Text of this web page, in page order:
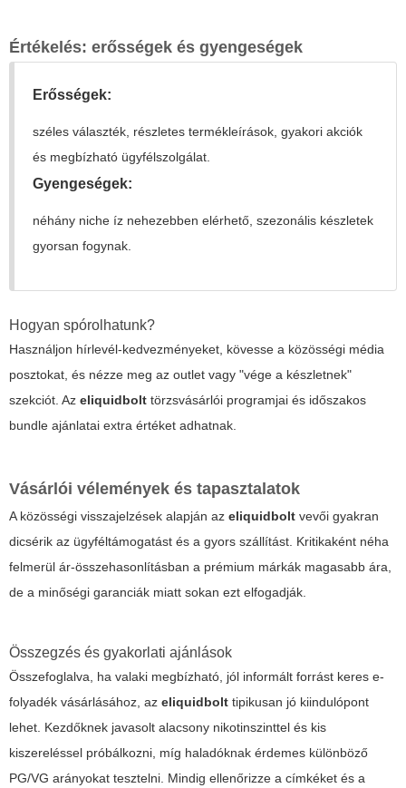
Értékelés: erősségek és gyengeségek
Erősségek:
széles választék, részletes termékleírások, gyakori akciók
és megbízható ügyfélszolgálat.
Gyengeségek:
néhány niche íz nehezebben elérhető, szezonális készletek
gyorsan fogynak.
Hogyan spórolhatunk?
Használjon hírlevél-kedvezményeket, kövesse a közösségi média
posztokat, és nézze meg az outlet vagy "vége a készletnek"
szekciót. Az eliquidbolt törzsvásárlói programjai és időszakos
bundle ajánlatai extra értéket adhatnak.
Vásárlói vélemények és tapasztalatok
A közösségi visszajelzések alapján az eliquidbolt vevői gyakran
dicsérik az ügyféltámogatást és a gyors szállítást. Kritikaként néha
felmerül ár-összehasonlításban a prémium márkák magasabb ára,
de a minőségi garanciák miatt sokan ezt elfogadják.
Összegzés és gyakorlati ajánlások
Összefoglalva, ha valaki megbízható, jól informált forrást keres e-
folyadék vásárlásához, az eliquidbolt tipikusan jó kiindulópont
lehet. Kezdőknek javasolt alacsony nikotinszinttel és kis
kiszereléssel próbálkozni, míg haladóknak érdemes különböző
PG/VG arányokat tesztelni. Mindig ellenőrizze a címkéket és a